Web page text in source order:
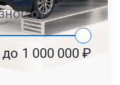
от
до 1 000 000 ₽